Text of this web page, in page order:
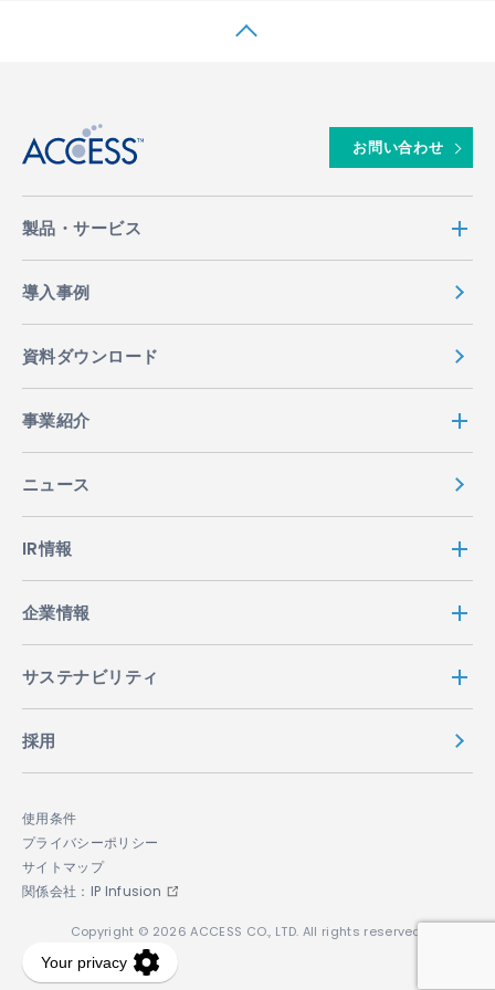
お問い合わせ
製品・サービス
導入事例
資料ダウンロード
事業紹介
ニュース
IR情報
企業情報
サステナビリティ
採用
使用条件
プライバシーポリシー
サイトマップ
関係会社：IP Infusion
Copyright © 2026 ACCESS CO., LTD. All rights reserved.